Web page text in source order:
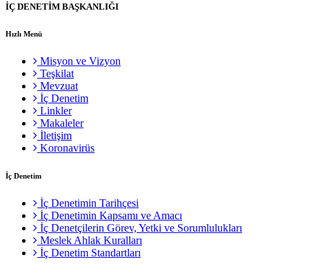
İÇ DENETİM BAŞKANLIĞI
Hızlı Menü
Misyon ve Vizyon
Teşkilat
Mevzuat
İç Denetim
Linkler
Makaleler
İletişim
Koronavirüs
İç Denetim
İç Denetimin Tarihçesi
İç Denetimin Kapsamı ve Amacı
İç Denetçilerin Görev, Yetki ve Sorumlulukları
Meslek Ahlak Kuralları
İç Denetim Standartları